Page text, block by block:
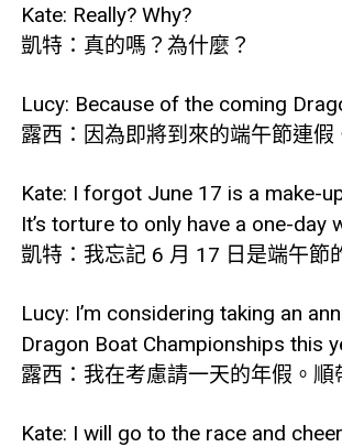
Kate: Really? Why?
凱特：真的嗎？為什麼？
Lucy: Because of the coming
露西：因為即將到來的端午節連假
Kate: I forgot June 17 is a make-
It’s torture to only have a one-day
凱特：我忘記 6 月 17 日是端午節
Lucy: I’m considering taking an
Dragon Boat Championships this
露西：我在考慮請一天的年假。
Kate: I will go to the race and